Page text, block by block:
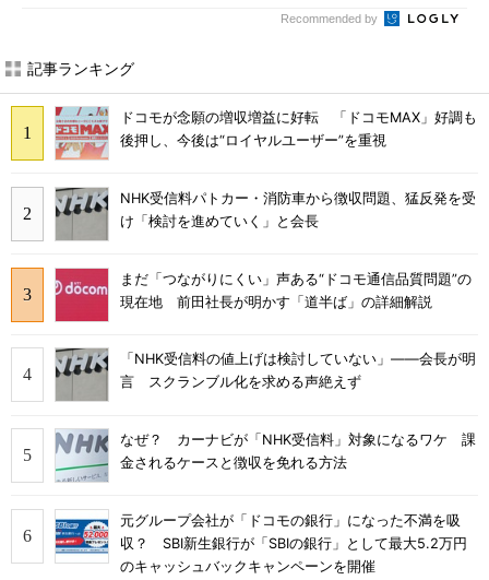
Recommended by
記事ランキング
ドコモが念願の増収増益に好転 「ドコモMAX」好調も
後押し、今後は“ロイヤルユーザー”を重視
NHK受信料パトカー・消防車から徴収問題、猛反発を受
け「検討を進めていく」と会長
まだ「つながりにくい」声ある“ドコモ通信品質問題”の
現在地 前田社長が明かす「道半ば」の詳細解説
「NHK受信料の値上げは検討していない」――会長が明
言 スクランブル化を求める声絶えず
なぜ？ カーナビが「NHK受信料」対象になるワケ 課
金されるケースと徴収を免れる方法
元グループ会社が「ドコモの銀行」になった不満を吸
収？ SBI新生銀行が「SBIの銀行」として最大5.2万円
のキャッシュバックキャンペーンを開催